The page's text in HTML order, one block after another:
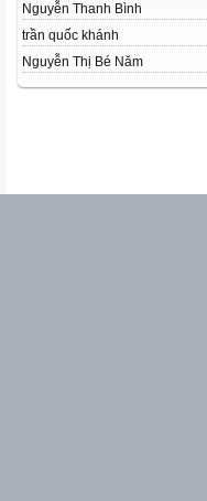
Nguyễn Thanh Bình
trần quốc khánh
Nguyễn Thị Bé Năm